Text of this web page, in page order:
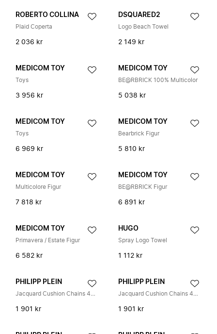
ROBERTO COLLINA
Plaid Coperta
2 036 kr
DSQUARED2
Logo Beach Towel
2 149 kr
MEDICOM TOY
Toys
3 956 kr
MEDICOM TOY
BE@RBRICK 100% Multicolor
5 038 kr
MEDICOM TOY
Toys
6 969 kr
MEDICOM TOY
Bearbrick Figur
5 810 kr
MEDICOM TOY
Multicolore Figur
7 818 kr
MEDICOM TOY
BE@RBRICK Figur
6 891 kr
MEDICOM TOY
Primavera / Estate Figur
6 582 kr
HUGO
Spray Logo Towel
1 112 kr
PHILIPP PLEIN
Jacquard Cushion Chains 40x40
1 901 kr
PHILIPP PLEIN
Jacquard Cushion Chains 40x40
1 901 kr